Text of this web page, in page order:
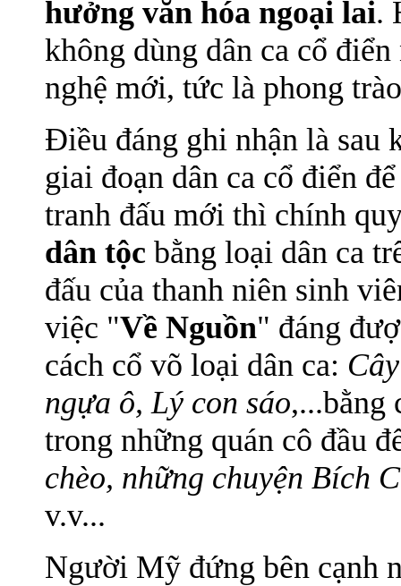
hưởng văn hóa ngoại lai.
không dùng dân ca cổ
nghệ mới, tức là phong
Điều đáng ghi nhận là sau
giai đoạn dân ca cổ điển
tranh đấu mới thì chính
dân tộc bằng loại dân ca
đấu của thanh niên sinh
việc "Về Nguồn" đáng
cách cổ võ loại dân ca:
ngựa ô, Lý con sáo,...bằng
trong những quán cô đầu
chèo, những chuyện Bích
v.v...
Người Mỹ đứng bên cạnh